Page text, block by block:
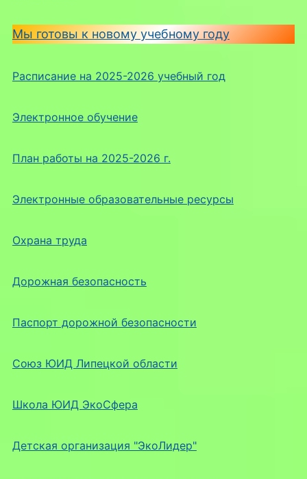
Мы готовы к новому учебному году
Расписание на 2025-2026 учебный год
Электронное обучение
План работы на 2025-2026 г.
Электронные образовательные ресурсы
Охрана труда
Дорожная безопасность
Паспорт дорожной безопасности
Союз ЮИД Липецкой области
Школа ЮИД ЭкоСфера
Детская организация "ЭкоЛидер"